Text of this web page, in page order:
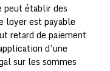
peut établir des
loyer est payable
retard de paiement
d’une
sur les sommes